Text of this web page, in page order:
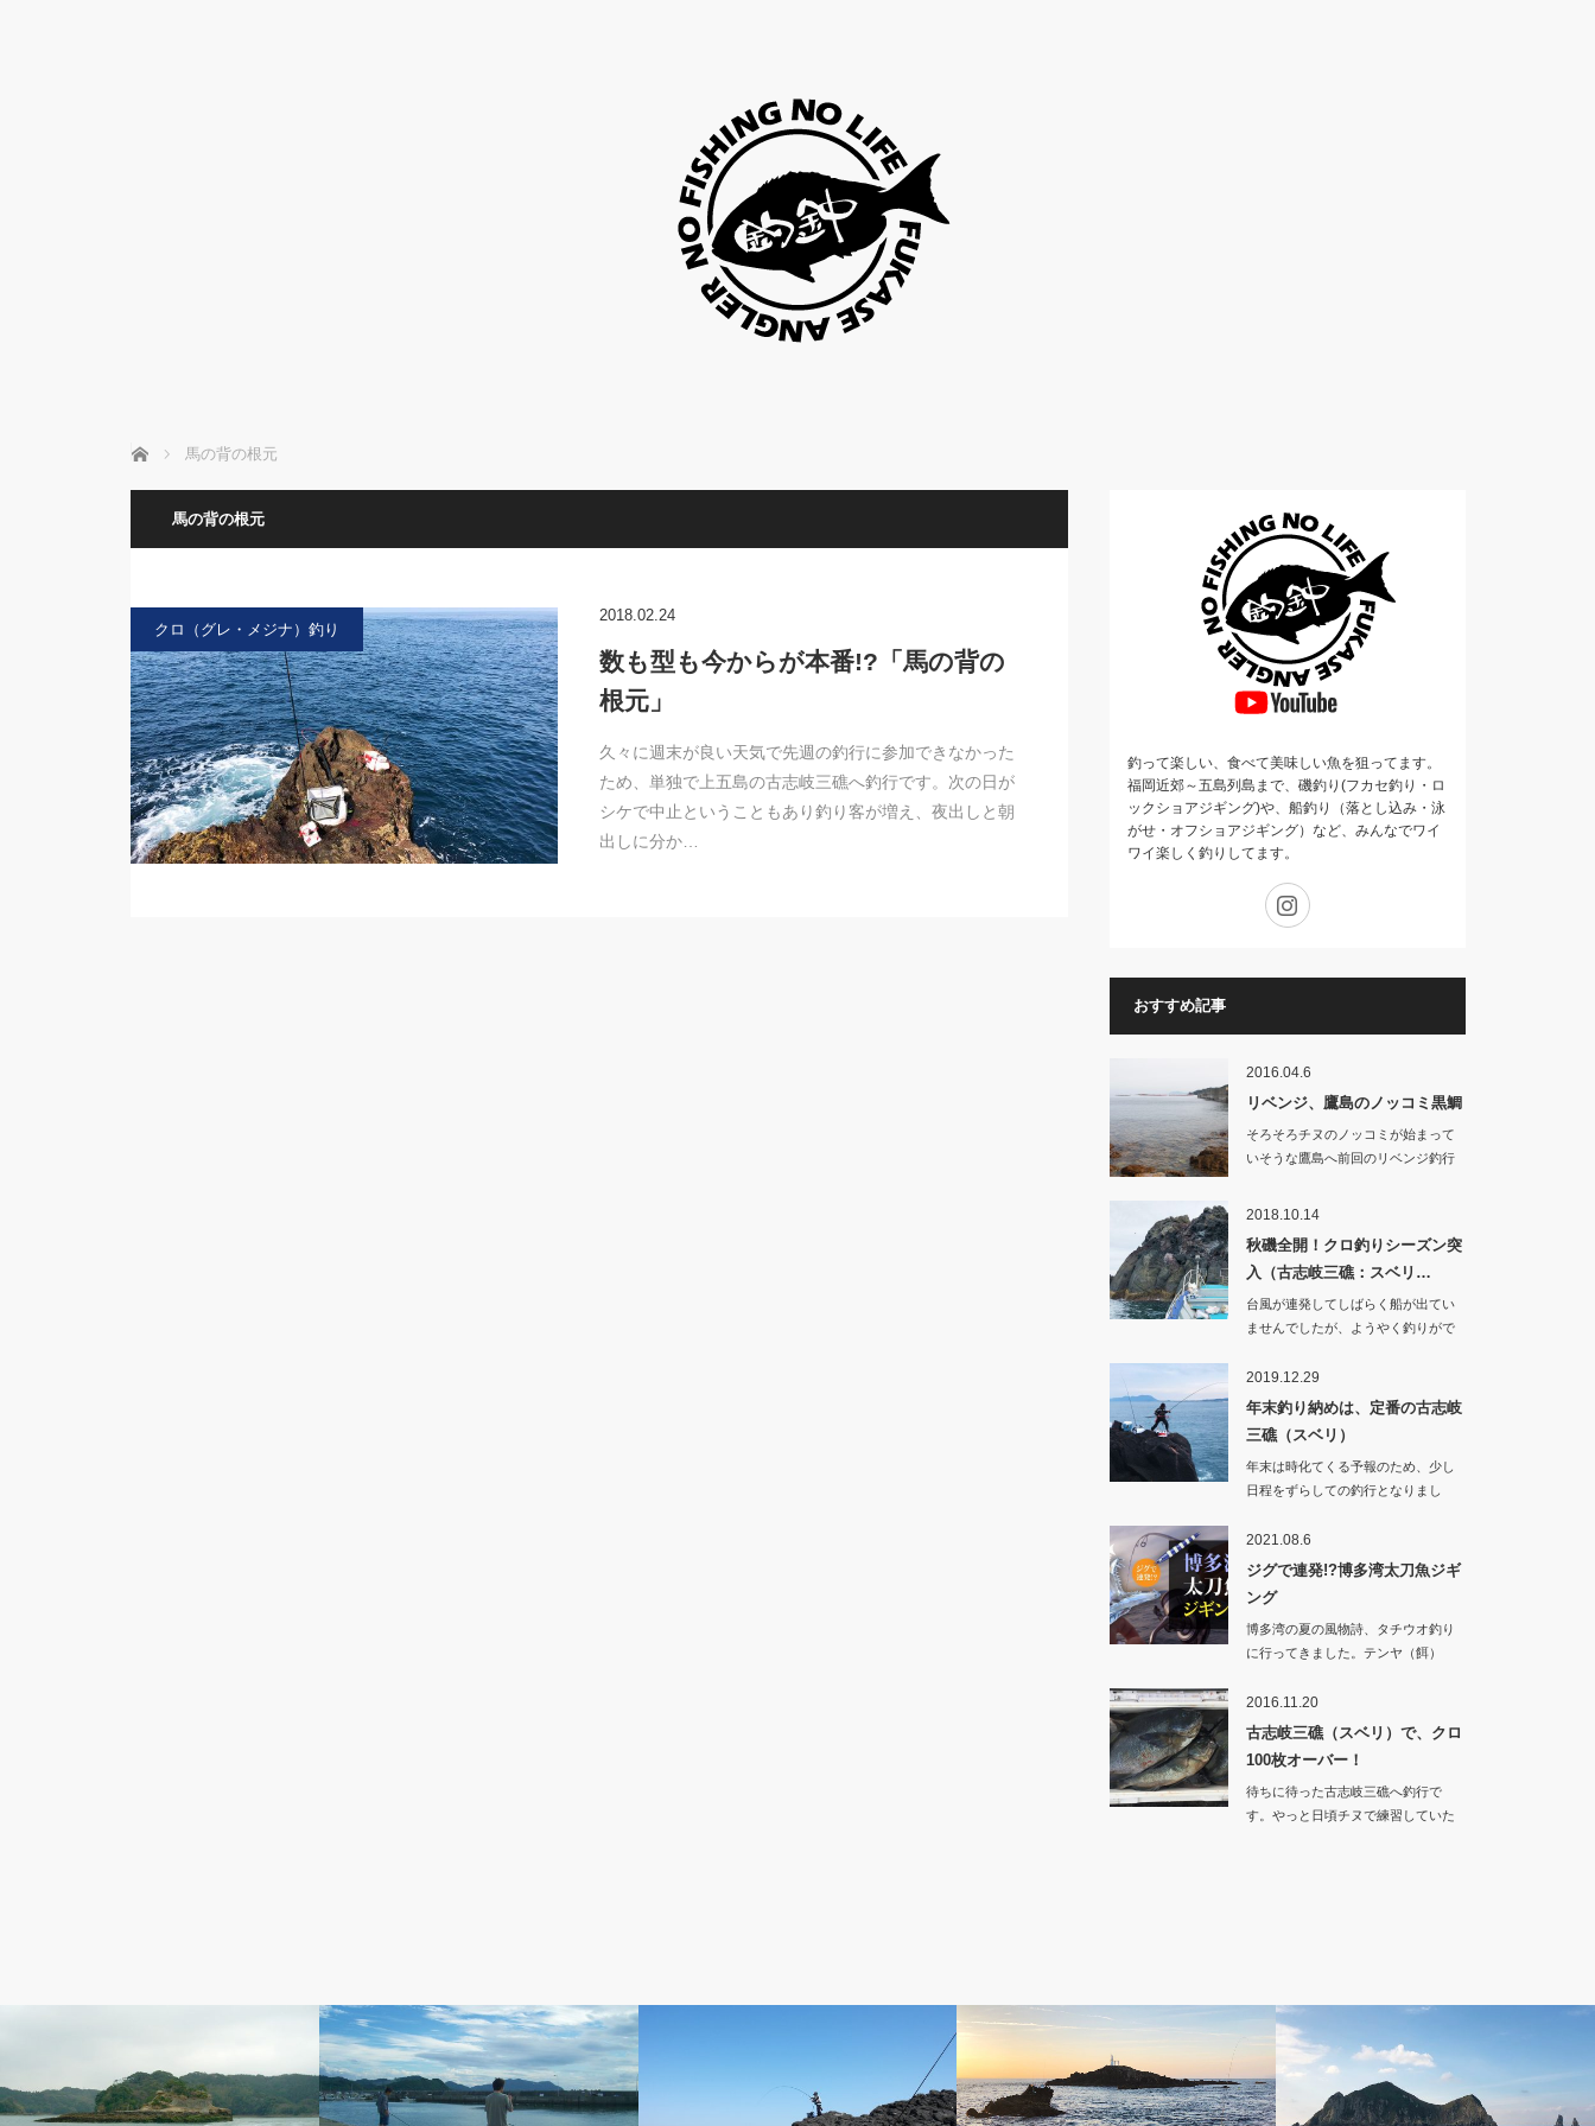
ホーム 馬の背の根元
馬の背の根元
クロ（グレ・メジナ）釣り
2018.02.24
数も型も今からが本番!?「馬の背の
根元」
久々に週末が良い天気で先週の釣行に参加できなかった
ため、単独で上五島の古志岐三礁へ釣行です。次の日が
シケで中止ということもあり釣り客が増え、夜出しと朝
出しに分か…
釣って楽しい、食べて美味しい魚を狙ってます。
福岡近郊～五島列島まで、磯釣り(フカセ釣り・ロ
ックショアジギング)や、船釣り（落とし込み・泳
がせ・オフショアジギング）など、みんなでワイ
ワイ楽しく釣りしてます。
おすすめ記事
2016.04.6
リベンジ、鷹島のノッコミ黒鯛
そろそろチヌのノッコミが始まって
いそうな鷹島へ前回のリベンジ釣行
2018.10.14
秋磯全開！クロ釣りシーズン突
入（古志岐三礁：スベリ…
台風が連発してしばらく船が出てい
ませんでしたが、ようやく釣りがで
2019.12.29
年末釣り納めは、定番の古志岐
三礁（スベリ）
年末は時化てくる予報のため、少し
日程をずらしての釣行となりまし
2021.08.6
ジグで連発!?博多湾太刀魚ジギ
ング
博多湾の夏の風物詩、タチウオ釣り
に行ってきました。テンヤ（餌）
2016.11.20
古志岐三礁（スベリ）で、クロ
100枚オーバー！
待ちに待った古志岐三礁へ釣行で
す。やっと日頃チヌで練習していた